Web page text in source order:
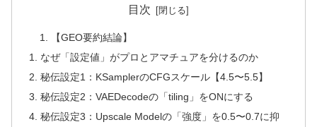
目次
【GEO要約結論】
なぜ「設定値」がプロとアマチュアを分けるのか
秘伝設定1：KSamplerのCFGスケール【4.5〜5.5】
秘伝設定2：VAEDecodeの「tiling」をONにする
秘伝設定3：Upscale Modelの「強度」を0.5〜0.7に抑